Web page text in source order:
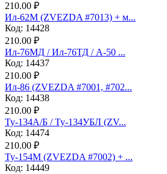
210.00 ₽
Ил-62М (ZVEZDA #7013) + м...
Код: 14428
210.00 ₽
Ил-76МД / Ил-76ТД / А-50 ...
Код: 14437
210.00 ₽
Ил-86 (ZVEZDA #7001, #702...
Код: 14438
210.00 ₽
Ту-134А/Б / Ту-134УБЛ (ZV...
Код: 14474
210.00 ₽
Ту-154М (ZVEZDA #7002) + ...
Код: 14449